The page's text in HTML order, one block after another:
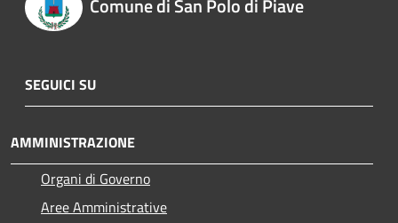
Comune di San Polo di Piave
SEGUICI SU
AMMINISTRAZIONE
Organi di Governo
Aree Amministrative